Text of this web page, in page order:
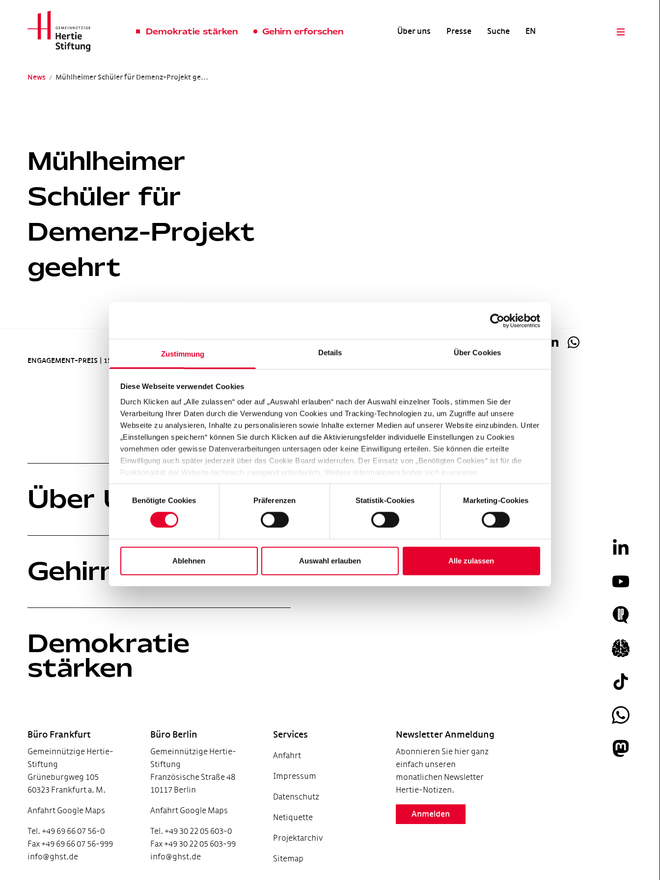
Zustimmung Details Über Cookies
Diese Webseite verwendet Cookies
Durch Klicken auf „Alle zulassen“ oder auf „Auswahl erlauben“ nach der Auswahl einzelner Tools, stimmen Sie der
Verarbeitung Ihrer Daten durch die Verwendung von Cookies und Tracking-Technologien zu, um Zugriffe auf unsere
Webseite zu analysieren, Inhalte zu personalisieren sowie Inhalte externer Medien auf unserer Website einzubinden. Unter
„Einstellungen speichern“ können Sie durch Klicken auf die Aktivierungsfelder individuelle Einstellungen zu Cookies
vornehmen oder gewisse Datenverarbeitungen untersagen oder keine Einwilligung erteilen. Sie können die erteilte
Einwilligung auch später jederzeit über das Cookie Board widerrufen. Der Einsatz von „Benötigten Cookies“ ist für die
Funktionalität der Website technisch zwingend erforderlich. Weitere Informationen finden sich in unseren
Datenschutzhinweisen („Datenschutzhinweise“).
Benötigte Cookies
Präferenzen Statistik-Cookies Marketing-Cookies
Ablehnen Auswahl erlauben Alle zulassen
Hertie Stiftung Logo
Demokratie stärken Gehirn erforschen Über uns Presse Suche EN
Open
News Mühlheimer Schüler für Demenz-Projekt ge...
Mühlheimer
Schüler für
Demenz-Projekt
geehrt
ENGAGEMENT-PREIS 15.12.2015
Über Uns
Gehirn erforschen
Demokratie
stärken
Büro Frankfurt
Gemeinnützige Hertie-
Stiftung
Grüneburgweg 105
60323 Frankfurt a. M.
Anfahrt Google Maps
Tel. +49 69 66 07 56-0
Fax +49 69 66 07 56-999
info@ghst.de
Büro Berlin
Gemeinnützige Hertie-
Stiftung
Französische Straße 48
10117 Berlin
Anfahrt Google Maps
Tel. +49 30 22 05 603-0
Fax +49 30 22 05 603-99
info@ghst.de
Services
Anfahrt
Impressum
Datenschutz
Netiquette
Projektarchiv
Sitemap
Newsletter Anmeldung
Abonnieren Sie hier ganz
einfach unseren
monatlichen Newsletter
Hertie-Notizen.
Anmelden
LinkedIn
YouTube
Doing
Icon Insta
Tik Tok
Whatsapp
Mastodon